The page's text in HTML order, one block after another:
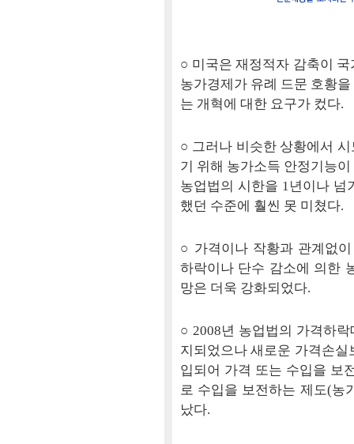
○ 미국은 재정적자 감축이
농가경제가 유례 드문 호황
는 개혁에 대한 요구가 컸다.
○ 그러나 비슷한 상황에서
기 위해 농가소득 안정기능
농업법의 시한을 1년이나
했던 수준에 훨씬 못 미쳤다.
○ 가격이나 작황과 관계없
하락이나 단수 감소에 의한
망은 더욱 강화되었다.
○ 2008년 농업법의 가격하
지되었으나 새로운 가격손
입되어 가격 또는 수입을 보
로 수입을 보전하는 제도(농
났다.